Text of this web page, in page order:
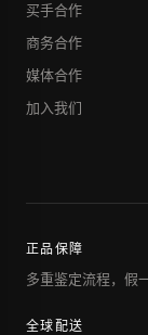
买手合作
商务合作
媒体合作
加入我们
正品保障
多重鉴定流程，假
全球配送